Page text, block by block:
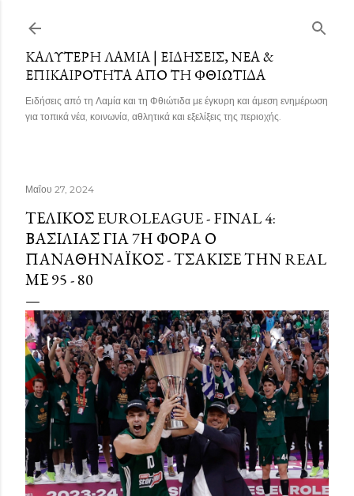
ΚΑΛΎΤΕΡΗ ΛΑΜΊΑ | ΕΙΔΉΣΕΙΣ, ΝΈΑ &
ΕΠΙΚΑΙΡΌΤΗΤΑ ΑΠΌ ΤΗ ΦΘΙΏΤΙΔΑ
Ειδήσεις από τη Λαμία και τη Φθιώτιδα με έγκυρη και άμεση ενημέρωση
για τοπικά νέα, κοινωνία, αθλητικά και εξελίξεις της περιοχής.
Μαΐου 27, 2024
ΤΕΛΙΚΌΣ EUROLEAGUE - FINAL 4:
ΒΑΣΙΛΙΆΣ ΓΙΑ 7Η ΦΟΡΆ Ο
ΠΑΝΑΘΗΝΑΪΚΌΣ - ΤΣΆΚΙΣΕ ΤΗΝ REAL
ΜΕ 95 - 80